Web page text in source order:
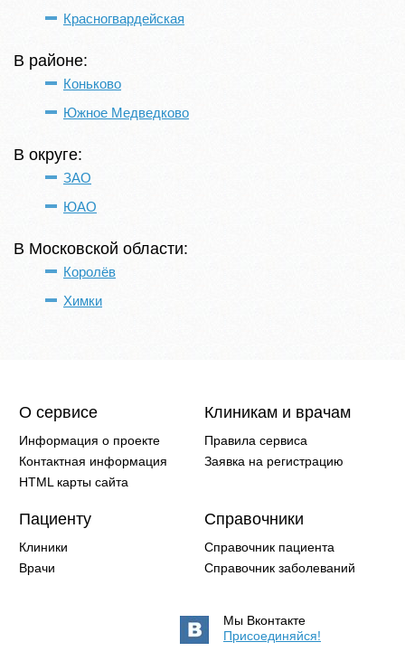
Красногвардейская
В районе:
Коньково
Южное Медведково
В округе:
ЗАО
ЮАО
В Московской области:
Королёв
Химки
О сервисе
Информация о проекте
Контактная информация
HTML карты сайта
Клиникам и врачам
Правила сервиса
Заявка на регистрацию
Пациенту
Клиники
Врачи
Справочники
Справочник пациента
Справочник заболеваний
Мы Вконтакте
Присоединяйся!